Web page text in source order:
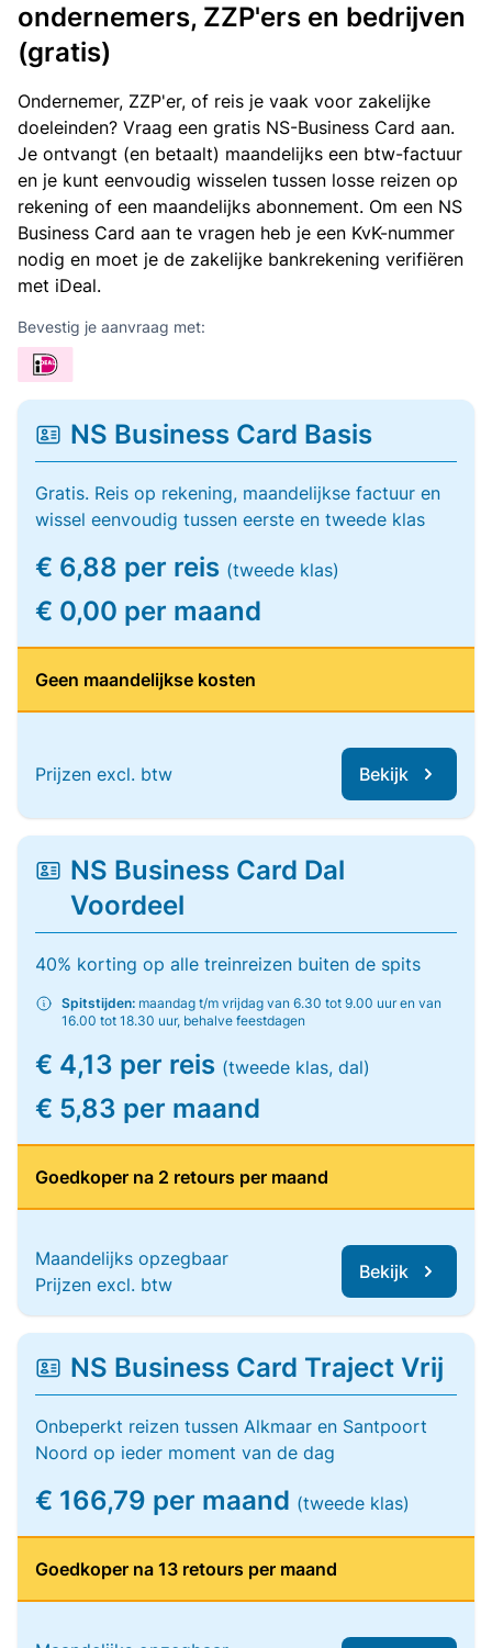
ondernemers, ZZP'ers en bedrijven
(gratis)
Ondernemer, ZZP'er, of reis je vaak voor zakelijke
doeleinden? Vraag een gratis NS-Business Card aan.
Je ontvangt (en betaalt) maandelijks een btw-factuur
en je kunt eenvoudig wisselen tussen losse reizen op
rekening of een maandelijks abonnement. Om een NS
Business Card aan te vragen heb je een KvK-nummer
nodig en moet je de zakelijke bankrekening verifiëren
met iDeal.
Bevestig je aanvraag met:
NS Business Card Basis
Gratis. Reis op rekening, maandelijkse factuur en
wissel eenvoudig tussen eerste en tweede klas
€ 6,88 per reis (tweede klas)
€ 0,00 per maand
Geen maandelijkse kosten
Prijzen excl. btw Bekijk
NS Business Card Dal
Voordeel
40% korting op alle treinreizen buiten de spits
Spitstijden: maandag t/m vrijdag van 6.30 tot 9.00 uur en van
16.00 tot 18.30 uur, behalve feestdagen
€ 4,13 per reis (tweede klas, dal)
€ 5,83 per maand
Goedkoper na 2 retours per maand
Maandelijks opzegbaar
Prijzen excl. btw
Bekijk
NS Business Card Traject Vrij
Onbeperkt reizen tussen Alkmaar en Santpoort
Noord op ieder moment van de dag
€ 166,79 per maand (tweede klas)
Goedkoper na 13 retours per maand